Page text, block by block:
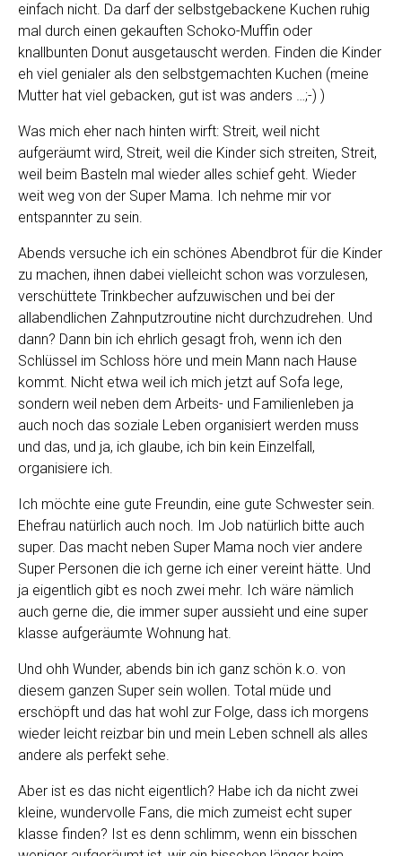
einfach nicht. Da darf der selbstgebackene Kuchen ruhig
mal durch einen gekauften Schoko-Muffin oder
knallbunten Donut ausgetauscht werden. Finden die Kinder
eh viel genialer als den selbstgemachten Kuchen (meine
Mutter hat viel gebacken, gut ist was anders …;-) )
Was mich eher nach hinten wirft: Streit, weil nicht
aufgeräumt wird, Streit, weil die Kinder sich streiten, Streit,
weil beim Basteln mal wieder alles schief geht. Wieder
weit weg von der Super Mama. Ich nehme mir vor
entspannter zu sein.
Abends versuche ich ein schönes Abendbrot für die Kinder
zu machen, ihnen dabei vielleicht schon was vorzulesen,
verschüttete Trinkbecher aufzuwischen und bei der
allabendlichen Zahnputzroutine nicht durchzudrehen. Und
dann? Dann bin ich ehrlich gesagt froh, wenn ich den
Schlüssel im Schloss höre und mein Mann nach Hause
kommt. Nicht etwa weil ich mich jetzt auf Sofa lege,
sondern weil neben dem Arbeits- und Familienleben ja
auch noch das soziale Leben organisiert werden muss
und das, und ja, ich glaube, ich bin kein Einzelfall,
organisiere ich.
Ich möchte eine gute Freundin, eine gute Schwester sein.
Ehefrau natürlich auch noch. Im Job natürlich bitte auch
super. Das macht neben Super Mama noch vier andere
Super Personen die ich gerne ich einer vereint hätte. Und
ja eigentlich gibt es noch zwei mehr. Ich wäre nämlich
auch gerne die, die immer super aussieht und eine super
klasse aufgeräumte Wohnung hat.
Und ohh Wunder, abends bin ich ganz schön k.o. von
diesem ganzen Super sein wollen. Total müde und
erschöpft und das hat wohl zur Folge, dass ich morgens
wieder leicht reizbar bin und mein Leben schnell als alles
andere als perfekt sehe.
Aber ist es das nicht eigentlich? Habe ich da nicht zwei
kleine, wundervolle Fans, die mich zumeist echt super
klasse finden? Ist es denn schlimm, wenn ein bisschen